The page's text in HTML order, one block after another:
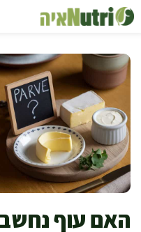
לדלג
לתוכן
האם עוף נחשב